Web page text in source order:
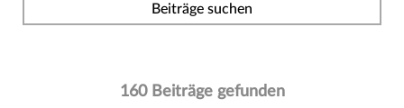
Beiträge suchen
160 Beiträge gefunden